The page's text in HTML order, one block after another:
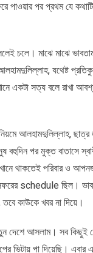
পাওয়ার পর প্রথম যে
চলে। মাঝে মাঝে
যথেষ্ট
একটা সত্য বলে রাখা
আলহামদুলিল্লাহ,
বহুদিন পর মুক্ত বাতাসে
থাকতেই পরিবার ও
schedule ছিল।
কাউকে খবর না দিয়ে।
দেশে আসলাম। সব
ভিটায় পা দিয়েছি।